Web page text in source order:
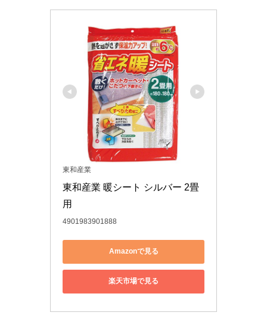
東和産業
東和産業 暖シート シルバー 2畳
用
4901983901888
Amazonで見る
楽天市場で見る